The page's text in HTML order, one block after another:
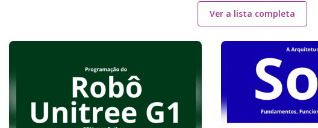
Ver a lista completa